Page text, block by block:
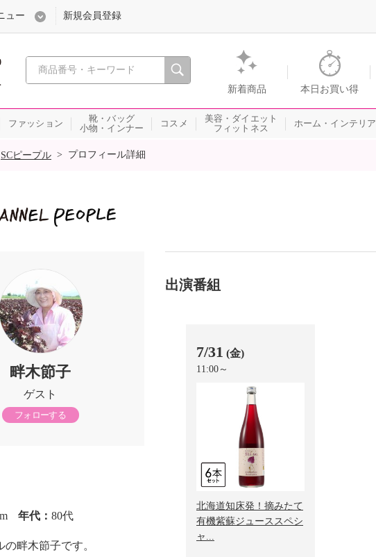
心おどる、瞬間を。通販・テレビショッピングのショップチャンネル
新着商品 本日お買い得
ュー 新規会員登録
ファッション
靴・バッグ
小物・インナー
コスメ
美容・ダイエット
フィットネス
ホーム・インテリア
SCピープル > プロフィール詳細
畔木節子
ゲスト
フォローする
年代： 80代
の畔木節子です。
出演番組
7/31 (金)
11:00～
北海道知床発！摘みたて
有機紫蘇ジューススペシ
ャ...